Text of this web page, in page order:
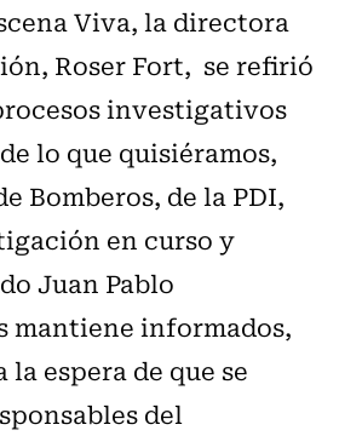
Viva, la directora
Roser Fort, se refirió
investigativos
lo que quisiéramos,
Bomberos, de la PDI,
en curso y
Juan Pablo
mantiene informados,
la espera de que se
del